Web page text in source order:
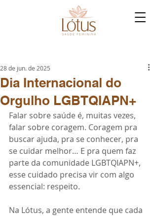
Dia Internacional do
Orgulho LGBTQIAPN+
28 de jun. de 2025
Falar sobre saúde é, muitas vezes,
falar sobre coragem. Coragem pra
buscar ajuda, pra se conhecer, pra
se cuidar melhor… E pra quem faz
parte da comunidade LGBTQIAPN+,
esse cuidado precisa vir com algo
essencial: respeito.
Na Lótus, a gente entende que cada